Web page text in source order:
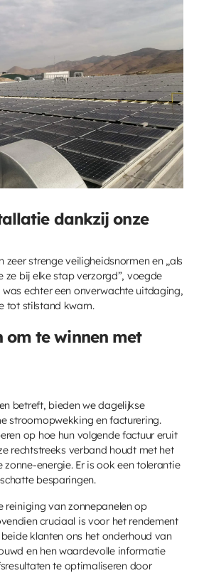
dankzij onze
zeer strenge veiligheidsnormen en „als
ze bij elke stap verzorgd”, voegde
echter een onverwachte uitdaging,
tot stilstand kwam.
om te winnen met
betreft, bieden we dagelijkse
stroomopwekking en facturering.
op hoe hun volgende factuur eruit
rechtstreeks verband houdt met het
energie. Er is ook een tolerantie
besparingen.
reiniging van zonnepanelen op
cruciaal is voor het rendement
klanten ons het onderhoud van
en hen waardevolle informatie
te optimaliseren door